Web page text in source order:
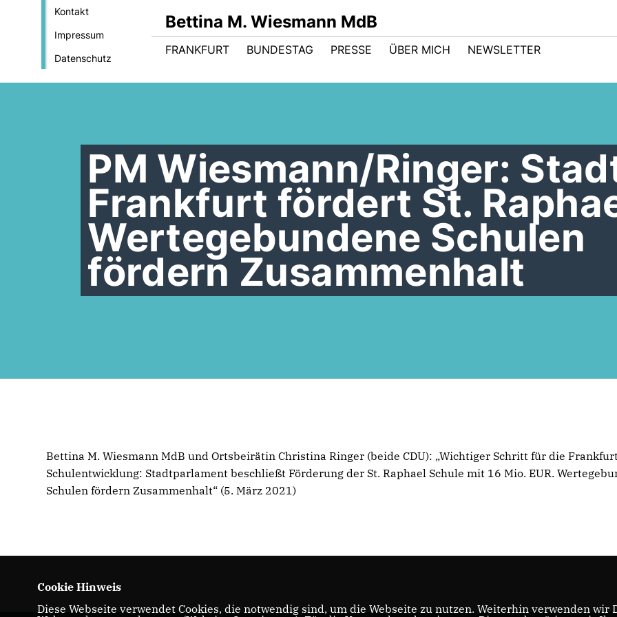
Kontakt
Impressum
Datenschutz
Bettina M. Wiesmann MdB
FRANKFURT BUNDESTAG PRESSE ÜBER MICH NEWSLETTER
PM Wiesmann/Ringer:
Frankfurt fördert St.
Wertegebundene Schulen
fördern Zusammenhalt
Bettina M. Wiesmann MdB und Ortsbeirätin Christina Ringer (beide CDU): „Wichtiger Schritt für die
Schulentwicklung: Stadtparlament beschließt Förderung der St. Raphael Schule mit 16 Mio. EUR.
Schulen fördern Zusammenhalt“ (5. März 2021)
Cookie Hinweis
Diese Webseite verwendet Cookies, die notwendig sind, um die Webseite zu nutzen. Weiterhin verwenden